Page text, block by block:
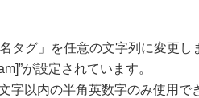
タグ」を任意の文字列に変更し
が設定されています。
字以内の半角英数字のみ使用で